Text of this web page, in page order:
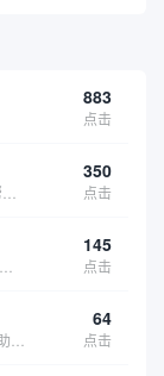
883
点击
350
点击
145
点击
64
点击